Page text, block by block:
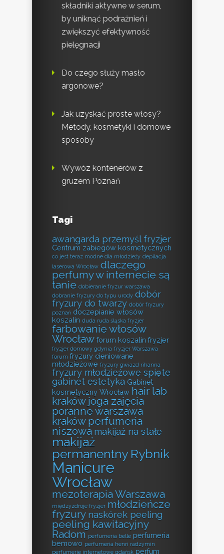
składniki aktywne w serum,
by uniknąć podrażnień i
zwiększyć efektywność
pielęgnacji
Do czego służy masło
argonowe?
Jak uzyskać proste włosy?
Metody, kosmetyki i domowe
sposoby
Wywóz kontenerów z
gruzem Poznań
Tagi
awangarda przemyśl fryzjer
Centrum zabiegów kosmetycznych
co jest teraz modne dla młodzieży depilacja
laserowa Wrocław dlaczego
perfumy w internecie są
tanie dobieranie fryzur warszawa
dobranie fryzury do typu urody dobór
fryzury do twarzy dobór fryzury
poznań doczepianie włosów
koszalin duda ruda śląska fryzjer
farbowanie włosów
Wrocław forum koszalin fryzjer
fryzjer domowy gdynia fryzjer Warszawa
forum fryzury cieniowane
młodzieżowe fryzury gwiazd rihanna
fryzury młodzieżowe spięte
gabinet estetyka Gabinet
kosmetyczny Wrocław hair lab
kraków joga zajęcia
poranne warszawa
kraków perfumeria
niszowa makijaż na stałe
makijaż
permanentny Rybnik
Manicure
Wrocław
mezoterapia Warszawa
międzyzdroje fryzjer młodzieńcze
fryzury naskórek peeling
peeling kawitacyjny
Radom perfumeria belle perfumeria
bemowo perfumeria henri radzymin
perfumerie internetowe gdańsk perfum